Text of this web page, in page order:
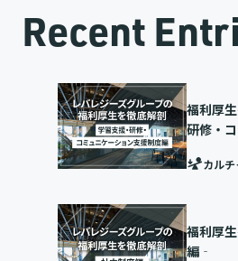
Recent
福利厚
研修・
カルチ
福利厚
編‐